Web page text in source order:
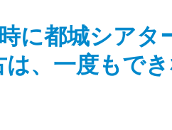
に都城シア
は、一度もで